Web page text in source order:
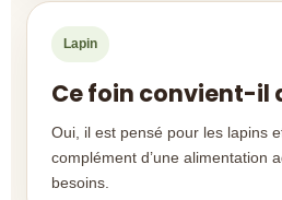
Lapin
Ce foin convient-il
Oui, il est pensé pour les lapins
complément d’une alimentation
besoins.